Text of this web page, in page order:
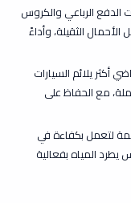
الرباعي والكروس
الأحمال الثقيلة، وأداءً
أكثر يلائم السيارات
مع الحفاظ على
لتعمل بكفاءة في
يطرد المياه بفعالية